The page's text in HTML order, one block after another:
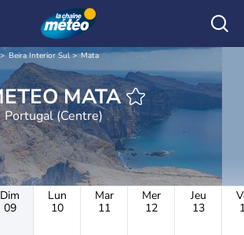
Beira Interior Sul Mata
METEO MATA
Portugal (Centre)
Dim
09
Lun
10
Mar
11
Mer
12
Jeu
13